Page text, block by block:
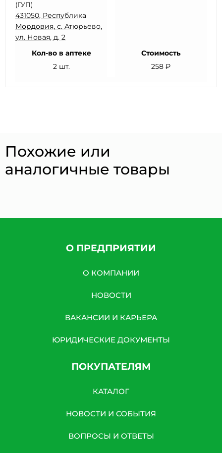
(ГУП)
431050, Республика
Мордовия, с. Атюрьево,
ул. Новая, д. 2
Кол-во в аптеке
2 шт.
Стоимость
258 ₽
Похожие или
аналогичные товары
О ПРЕДПРИЯТИИ
О КОМПАНИИ
НОВОСТИ
ВАКАНСИИ И КАРЬЕРА
ЮРИДИЧЕСКИЕ ДОКУМЕНТЫ
ПОКУПАТЕЛЯМ
КАТАЛОГ
НОВОСТИ И СОБЫТИЯ
ВОПРОСЫ И ОТВЕТЫ